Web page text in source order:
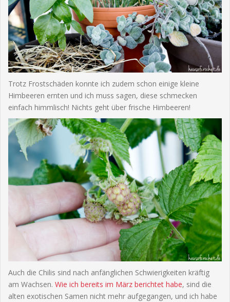
Trotz Frostschäden konnte ich zudem schon einige kleine
Himbeeren ernten und ich muss sagen, diese schmecken
einfach himmlisch! Nichts geht über frische Himbeeren!
Auch die Chilis sind nach anfänglichen Schwierigkeiten kräftig
am Wachsen. Wie ich bereits im März berichtet habe, sind die
alten exotischen Samen nicht mehr aufgegangen, und ich habe